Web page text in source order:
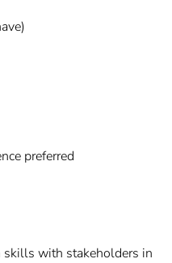
preferred
with stakeholders in